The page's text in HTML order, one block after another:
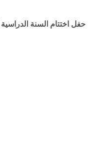
حفل اختتام السنة الدراسية